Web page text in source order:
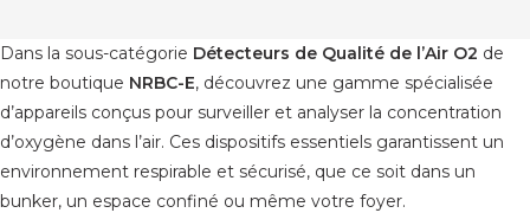
Dans la sous-catégorie Détecteurs de Qualité de l’Air O2 de
notre boutique NRBC-E, découvrez une gamme spécialisée
d’appareils conçus pour surveiller et analyser la concentration
d’oxygène dans l’air. Ces dispositifs essentiels garantissent un
environnement respirable et sécurisé, que ce soit dans un
bunker, un espace confiné ou même votre foyer.